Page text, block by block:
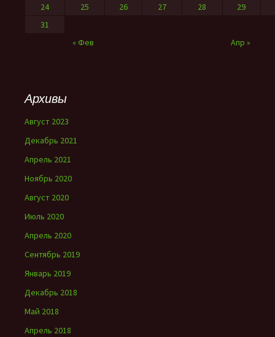
« Фев Апр »
24
25 26 27 28
29
31
Архивы
Август 2023
Декабрь 2021
Апрель 2021
Ноябрь 2020
Август 2020
Июль 2020
Апрель 2020
Сентябрь 2019
Январь 2019
Декабрь 2018
Май 2018
Апрель 2018